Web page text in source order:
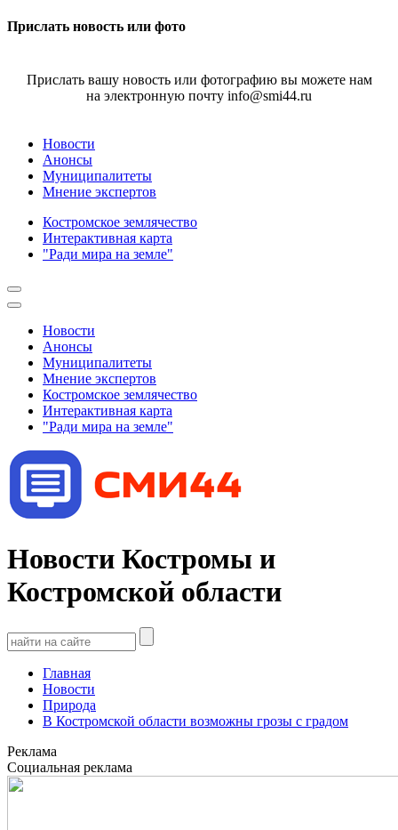
Прислать новость или фото
Прислать вашу новость или фотографию вы можете нам
на электронную почту info@smi44.ru
Новости
Анонсы
Муниципалитеты
Мнение экспертов
Костромское землячество
Интерактивная карта
"Ради мира на земле"
Новости
Анонсы
Муниципалитеты
Мнение экспертов
Костромское землячество
Интерактивная карта
"Ради мира на земле"
Новости Костромы и
Костромской области
Главная
Новости
Природа
В Костромской области возможны грозы с градом
Реклама
Социальная реклама